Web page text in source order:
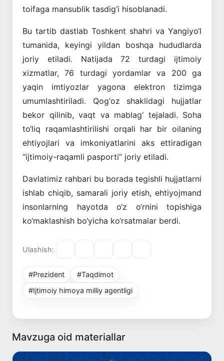
toifaga mansublik tasdig‘i hisoblanadi.
Bu tartib dastlab Toshkent shahri va Yangiyo‘l
tumanida, keyingi yildan boshqa hududlarda
joriy etiladi. Natijada 72 turdagi ijtimoiy
xizmatlar, 76 turdagi yordamlar va 200 ga
yaqin imtiyozlar yagona elektron tizimga
umumlashtiriladi. Qog‘oz shaklidagi hujjatlar
bekor qilinib, vaqt va mablag‘ tejaladi. Soha
to‘liq raqamlashtirilishi orqali har bir oilaning
ehtiyojlari va imkoniyatlarini aks ettiradigan
“ijtimoiy-raqamli pasporti” joriy etiladi.
Davlatimiz rahbari bu borada tegishli hujjatlarni
ishlab chiqib, samarali joriy etish, ehtiyojmand
insonlarning hayotda o‘z o‘rnini topishiga
ko‘maklashish bo‘yicha ko‘rsatmalar berdi.
Ulashish:
#Prezident
#Taqdimot
#Ijtimoiy himoya milliy agentligi
Mavzuga oid materiallar